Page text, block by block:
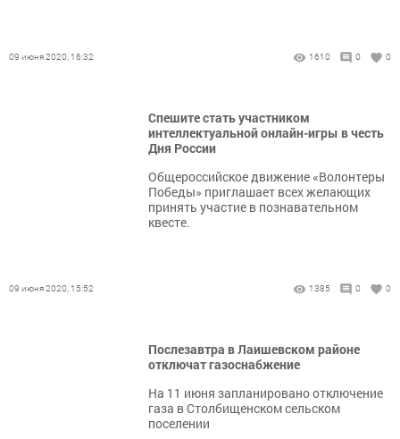
09 июня 2020, 16:32 1610 0 0
​​​​​​​Спешите стать участником
интеллектуальной онлайн-игры в честь
Дня России
​​​​​​​Общероссийское движение «Волонтеры
Победы» приглашает всех желающих
принять участие в познавательном
квесте.
09 июня 2020, 15:52 1385 0 0
Послезавтра в Лаишевском районе
отключат газоснабжение
На 11 июня запланировано отключение
газа в Столбищенском сельском
поселении